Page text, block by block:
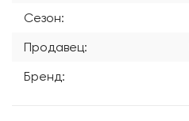
Сезон:
Продавец:
Бренд: